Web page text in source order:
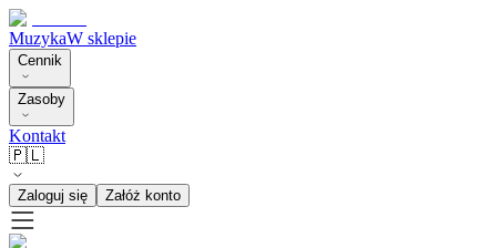
MuzykaW sklepie
Cennik
Zasoby
Kontakt
🇵🇱
Zaloguj się Załóż konto